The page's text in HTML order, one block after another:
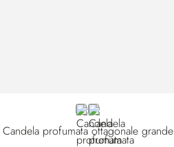
GOLD
GREY
Candela profumata ottagonale grande